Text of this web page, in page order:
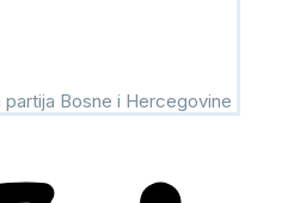
Bosne i Hercegovine